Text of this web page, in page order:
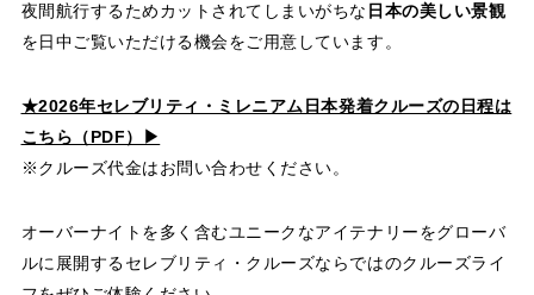
夜間航行するためカットされてしまいがちな 日本の美しい景観
を日中ご覧いただける機会をご用意しています。
★2026年セレブリティ・ミレニアム日本発着クルーズの日程は
こちら（PDF）▶
※クルーズ代金はお問い合わせください。
オーバーナイトを多く含むユニークなアイテナリーをグローバ
ルに展開するセレブリティ・クルーズならではのクルーズライ